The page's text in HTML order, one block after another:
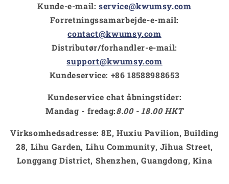
Kunde-e-mail:service@kwumsy.com
Forretningssamarbejde-e-mail:
contact@kwumsy.com
Distributør/forhandler-e-mail:
support@kwumsy.com
Kundeservice: +86 18588988653
Kundeservice chat åbningstider:
Mandag - fredag:8.00 - 18.00 HKT
Virksomhedsadresse:8E, Huxiu Pavilion, Building
28, Lihu Garden, Lihu Community, Jihua Street,
Longgang District, Shenzhen, Guangdong, Kina